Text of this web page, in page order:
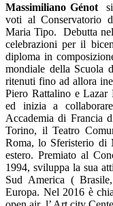
Massimiliano Génot
voti al Conservatorio
Maria Tipo. Debutta
celebrazioni per il
diploma in
mondiale della Scuola
ritenuti fino ad allora
Piero Rattalino e Lazar
ed inizia a
Accademia di Francia
Torino, il Teatro
Roma, lo Sferisterio di
estero. Premiato al
1994, sviluppa la sua
Sud America (
Europa. Nel 2016 è